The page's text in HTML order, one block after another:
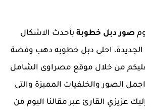
صور دبل خطوبة بأحدث الاشكال
الجديدة، احلى دبل خطوبه دهب وفضة
من خلال موقع مصراوى الشامل
اجمل الصور والخلفيات المميزة والتى
عزيزي القارئ عبر مقالنا اليوم من